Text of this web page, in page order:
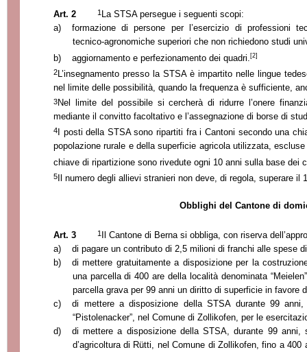
Art. 2 1 La STSApersegue i seguenti scopi:
a)
formazione di persone per l’esercizio di professioni
tecnico-agronomiche superiori che non richiedono studi
b)
aggiornamento e perfezionamento dei quadri. [2]
2L’insegnamento presso la STSAè impartito nelle lingue
nel limite delle possibilità, quando la frequenza è sufficiente,
3Nel limite del possibile si cercherà di ridurre l’onere
mediante il convitto facoltativo e l’assegnazione di borse di
4
I posti della STSA sono ripartiti fra i Cantoni secondo una
popolazione rurale e della superficie agricola utilizzata,
chiave di ripartizione sono rivedute ogni 10 anni sulla base dei
5 Il numero degli allievi stranieri non deve, di regola, superare
Obblighi del Cantone di
Art. 3 1
Il Cantone di Berna si obbliga, con riserva
a)
di pagare un contributo di 2,5 milioni di franchi alle spese
b)
di mettere gratuitamente a disposizione per la
una parcella di 400 are della località denominata
parcella grava per 99 anni un diritto di superficie in favore
c)
di mettere a disposizione della STSA durante 99
“Pistolenacker”, nel Comune di Zollikofen, per le
d)
di mettere a disposizione della STSA, durante 99 anni,
d’agricoltura di Rütti, nel Comune di Zollikofen, fino a